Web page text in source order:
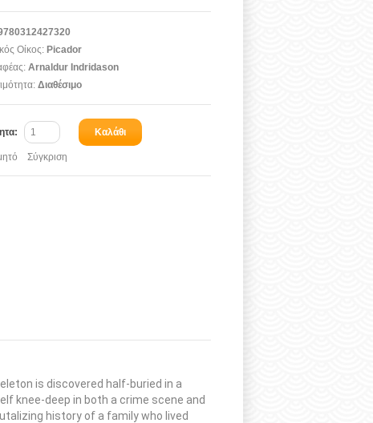
Οίκος: Picador
Arnaldur Indridason
Διαθέσιμο
Καλάθι
Σύγκριση
is discovered half-buried in a
knee-deep in both a crime scene and
history of a family who lived